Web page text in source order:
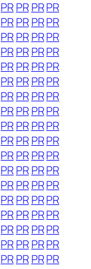
PRPR PRPR
PRPR PRPR
PRPR PRPR
PRPR PRPR
PRPR PRPR
PRPR PRPR
PRPR PRPR
PRPR PRPR
PRPR PRPR
PRPR PRPR
PRPR PRPR
PRPR PRPR
PRPR PRPR
PRPR PRPR
PRPR PRPR
PRPR PRPR
PRPR PRPR
PRPR PRPR